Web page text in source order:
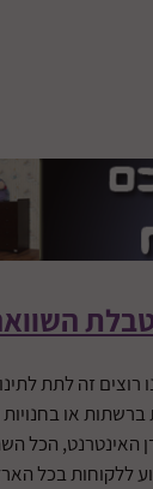
זה לתת
או בחנויות
האינטרנט, הכל
מאפשר לחנויות הפרטיות